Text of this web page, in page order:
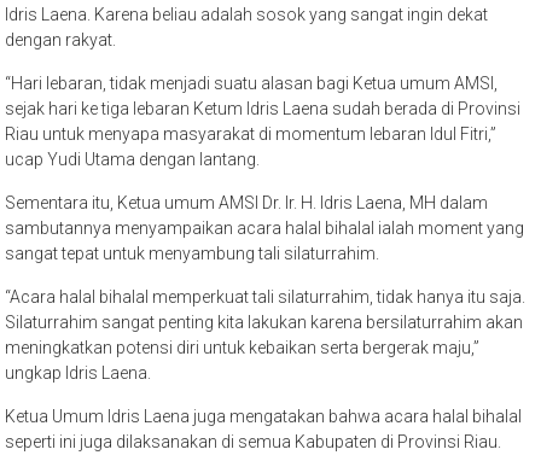
Idris Laena. Karena beliau adalah sosok yang sangat ingin dekat
dengan rakyat.
“Hari lebaran, tidak menjadi suatu alasan bagi Ketua umum AMSI,
sejak hari ke tiga lebaran Ketum Idris Laena sudah berada di Provinsi
Riau untuk menyapa masyarakat di momentum lebaran Idul Fitri,”
ucap Yudi Utama dengan lantang.
Sementara itu, Ketua umum AMSI Dr. Ir. H. Idris Laena, MH dalam
sambutannya menyampaikan acara halal bihalal ialah moment yang
sangat tepat untuk menyambung tali silaturrahim.
“Acara halal bihalal memperkuat tali silaturrahim, tidak hanya itu saja.
Silaturrahim sangat penting kita lakukan karena bersilaturrahim akan
meningkatkan potensi diri untuk kebaikan serta bergerak maju,”
ungkap Idris Laena.
Ketua Umum Idris Laena juga mengatakan bahwa acara halal bihalal
seperti ini juga dilaksanakan di semua Kabupaten di Provinsi Riau.